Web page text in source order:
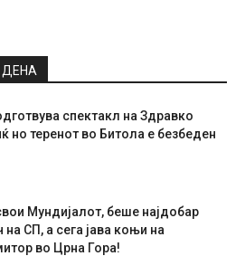
ДЕНА
спектакл на Здравко
но теренот во Битола е безбеден
Мундијалот, беше најдобар
на СП, а сега јава коњи на
во Црна Гора!